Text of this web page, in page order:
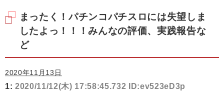
まったく！パチンコパチスロには失望しま
したよっ！！！みんなの評価、実践報告な
ど
2020年11月13日
1: 2020/11/12(木) 17:58:45.732 ID:ev523eD3p